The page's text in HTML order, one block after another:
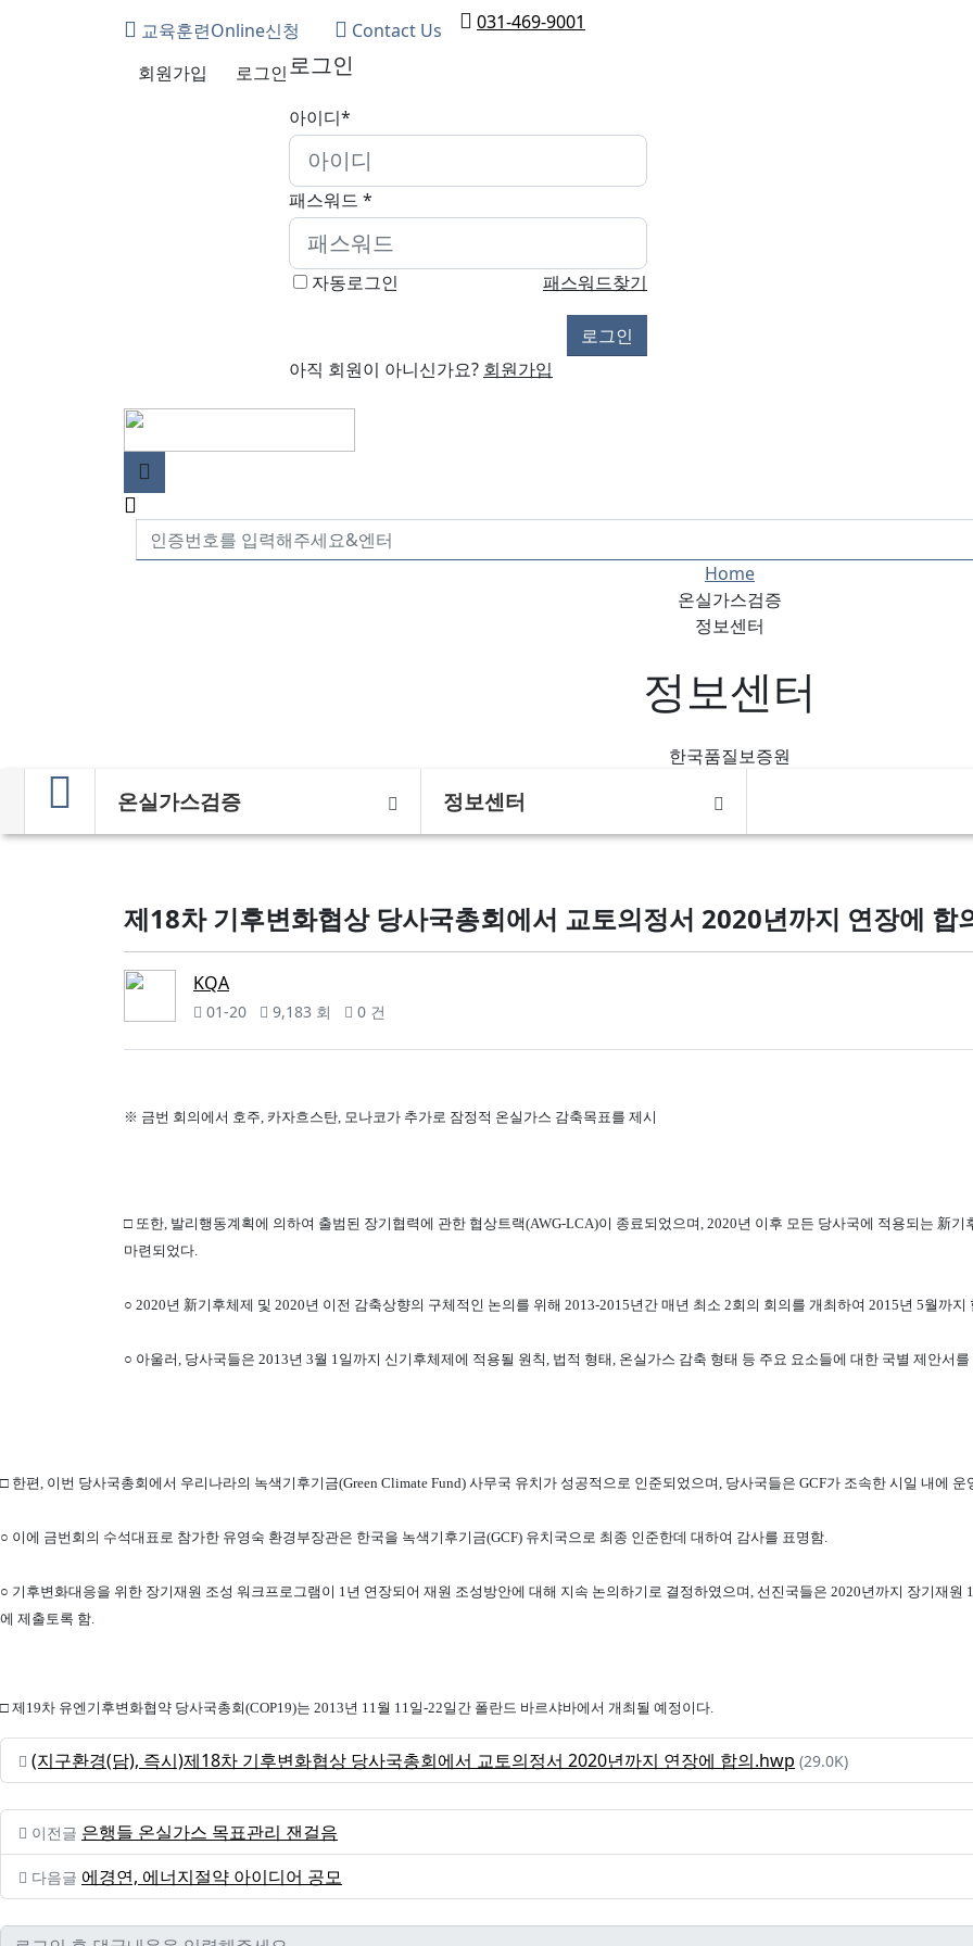
교육훈련Online신청 Contact Us 031-469-9001
회원가입 로그인로그인
아이디*
패스워드 *
자동로그인 패스워드찾기
아직 회원이 아니신가요? 회원가입
정보센터
한국품질보증원
Home
온실가스검증
정보센터
온실가스검증 정보센터
제18차 기후변화협상 당사국총회에서 교토의정서 2020년까지 연장에 합
KQA
01-20 9,183 회 0 건
※ 금번 회의에서 호주, 카자흐스탄, 모나코가 추가로 잠정적 온실가스 감축목표를 제시
□ 또한, 발리행동계획에 의하여 출범된 장기협력에 관한 협상트랙(AWG-LCA)이 종료되었으며, 2020년 이후 모든 당사국에 적용되는 新
마련되었다.
○ 2020년 新기후체제 및 2020년 이전 감축상향의 구체적인 논의를 위해 2013-2015년간 매년 최소 2회의 회의를 개최하여 2015년 5월까
○ 아울러, 당사국들은 2013년 3월 1일까지 신기후체제에 적용될 원칙, 법적 형태, 온실가스 감축 형태 등 주요 요소들에 대한 국별 제안서
□ 한편, 이번 당사국총회에서 우리나라의 녹색기후기금(Green Climate Fund) 사무국 유치가 성공적으로 인준되었으며, 당사국들은 GCF가 조속한 시일 내에
○ 이에 금번회의 수석대표로 참가한 유영숙 환경부장관은 한국을 녹색기후기금(GCF) 유치국으로 최종 인준한데 대하여 감사를 표명함.
○ 기후변화대응을 위한 장기재원 조성 워크프로그램이 1년 연장되어 재원 조성방안에 대해 지속 논의하기로 결정하였으며, 선진국들은 2020년까지 장기재
에 제출토록 함.
□ 제19차 유엔기후변화협약 당사국총회(COP19)는 2013년 11월 11일-22일간 폴란드 바르샤바에서 개최될 예정이다.
(지구환경(담), 즉시)제18차 기후변화협상 당사국총회에서 교토의정서 2020년까지 연장에 합의.hwp (29.0K)
이전글 은행들 온실가스 목표관리 잰걸음
다음글 에경연, 에너지절약 아이디어 공모